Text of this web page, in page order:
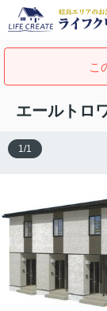
こ
エールトロ
1/1